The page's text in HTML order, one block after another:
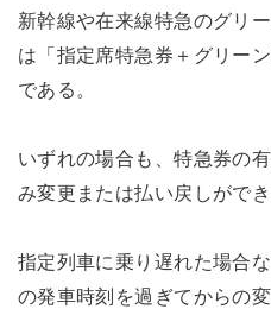
新幹線や在来線特急のグリ
は「指定席特急券＋グリー
である。
いずれの場合も、特急券の
み変更または払い戻しができ
指定列車に乗り遅れた場合
の発車時刻を過ぎてからの変